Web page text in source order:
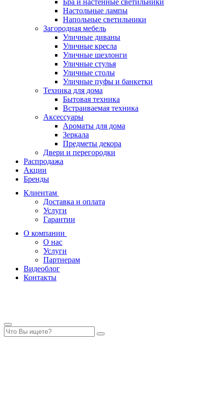
Бра и настенные светильники
Настольные лампы
Напольные светильники
Загородная мебель
Уличные диваны
Уличные кресла
Уличные шезлонги
Уличные стулья
Уличные столы
Уличные пуфы и банкетки
Техника для дома
Бытовая техника
Встраиваемая техника
Аксессуары
Ароматы для дома
Зеркала
Предметы декора
Двери и перегородки
Распродажа
Акции
Бренды
Клиентам
Доставка и оплата
Услуги
Гарантии
О компании
О нас
Услуги
Партнерам
Видеоблог
Контакты